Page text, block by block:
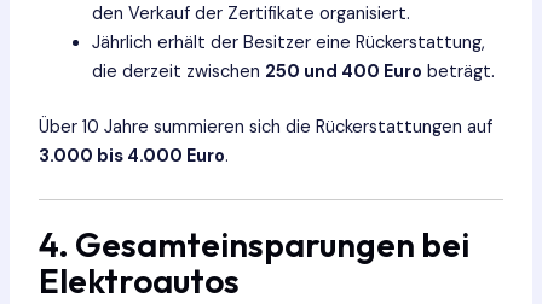
den Verkauf der Zertifikate organisiert.
Jährlich erhält der Besitzer eine Rückerstattung,
die derzeit zwischen 250 und 400 Euro beträgt.
Über 10 Jahre summieren sich die Rückerstattungen auf
3.000 bis 4.000 Euro.
4. Gesamteinsparungen bei
Elektroautos